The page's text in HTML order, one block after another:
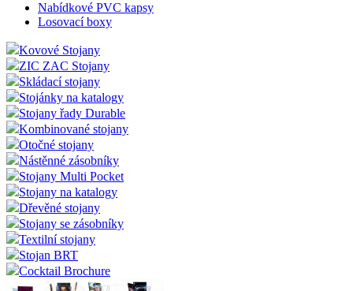
Nabídkové PVC kapsy
Losovací boxy
Kovové Stojany
ZIC ZAC Stojany
Skládací stojany
Stojánky na katalogy
Stojany řady Durable
Kombinované stojany
Otočné stojany
Nástěnné zásobníky
Stojany Multi Pocket
Stojany na katalogy
Dřevěné stojany
Stojany se zásobníky
Textilní stojany
Stojan BRT
Cocktail Brochure